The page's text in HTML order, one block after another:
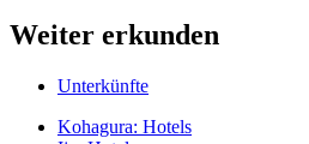
Weiter erkunden
Unterkünfte
Kohagura: Hotels